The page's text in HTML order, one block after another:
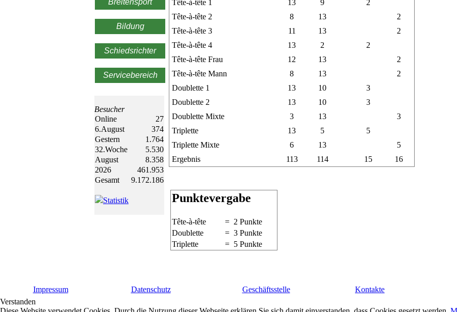
Breitensport
Bildung
Schiedsrichter
Servicebereich
Besucher
Online
27
6.August
374
Gestern
1.764
32.Woche
5.530
August
8.358
2026
461.953
Gesamt
9.172.186
Statistik
Tête-à-tête 1
13 9
2
Tête-à-tête 2
8 13
2
Tête-à-tête 3
11 13
2
Tête-à-tête 4
13 2
2
Tête-à-tête Frau
12 13
2
Tête-à-tête Mann
8 13
2
Doublette 1
13 10
3
Doublette 2
13 10
3
Doublette Mixte
3 13
3
Triplette
13 5
5
Triplette Mixte
6 13
5
Ergebnis
113 114 15 16
Punktevergabe
Tête-à-tête
= 2 Punkte
Doublette
= 3 Punkte
Triplette
= 5 Punkte
Impressum Datenschutz Geschäftsstelle
Kontakte
Verstanden